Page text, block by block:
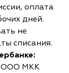
оплата
дней.
не
списания.
ООО МКК